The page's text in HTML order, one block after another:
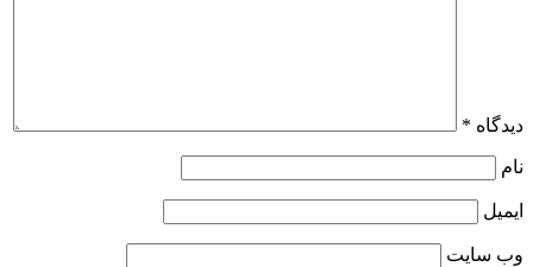
دیدگاه *
نام
ایمیل
وب‌ سایت